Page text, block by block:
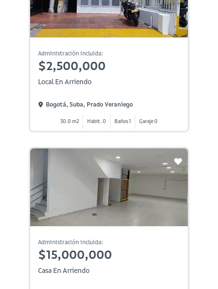
Administración incluida:
$2,500,000
Local En Arriendo
Bogotá, Suba, Prado Veraniego
30.0 m2 Habit. 0 Baños 1 Garaje 0
Administración incluida:
$15,000,000
Casa En Arriendo